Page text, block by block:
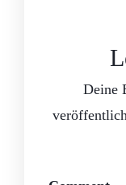
Deine